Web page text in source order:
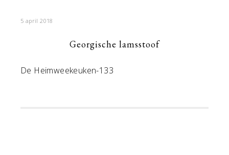
5 april 2018
Georgische lamsstoof
De Heimweekeuken-133